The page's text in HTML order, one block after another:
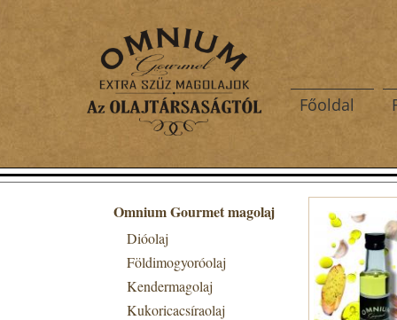
Főoldal
Omnium Gourmet magolaj
Dióolaj
Földimogyoróolaj
Kendermagolaj
Kukoricacsíraolaj